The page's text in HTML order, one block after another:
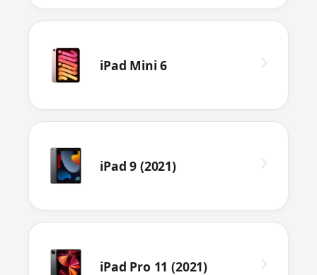
iPad Mini 6
iPad 9 (2021)
iPad Pro 11 (2021)